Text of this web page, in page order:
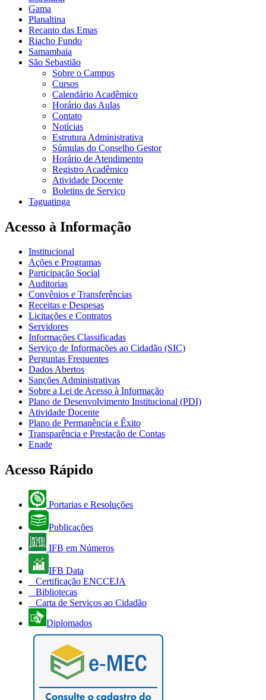
Gama
Planaltina
Recanto das Emas
Riacho Fundo
Samambaia
São Sebastião
Sobre o Campus
Cursos
Calendário Acadêmico
Horário das Aulas
Contato
Notícias
Estrutura Administrativa
Súmulas do Conselho Gestor
Horário de Atendimento
Registro Acadêmico
Atividade Docente
Boletins de Serviço
Taguatinga
Acesso à Informação
Institucional
Ações e Programas
Participação Social
Auditorias
Convênios e Transferências
Receitas e Despesas
Licitações e Contratos
Servidores
Informações Classificadas
Serviço de Informações ao Cidadão (SIC)
Perguntas Frequentes
Dados Abertos
Sanções Administrativas
Sobre a Lei de Acesso à Informação
Plano de Desenvolvimento Institucional (PDI)
Atividade Docente
Plano de Permanência e Êxito
Transparência e Prestação de Contas
Enade
Acesso Rápido
Portarias e Resoluções
Publicações
IFB em Números
IFB Data
Certificação ENCCEJA
Bibliotecas
Carta de Serviços ao Cidadão
Diplomados